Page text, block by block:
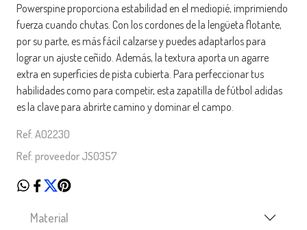
Powerspine proporciona estabilidad en el mediopié, imprimiendo
fuerza cuando chutas. Con los cordones de la lengüeta flotante,
por su parte, es más fácil calzarse y puedes adaptarlos para
lograr un ajuste ceñido. Además, la textura aporta un agarre
extra en superficies de pista cubierta. Para perfeccionar tus
habilidades como para competir, esta zapatilla de fútbol adidas
es la clave para abrirte camino y dominar el campo.
Ref. A02230
Ref. proveedor JS0357
Material